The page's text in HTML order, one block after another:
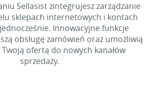
Sellasist zintegrujesz zarządzanie
sklepach internetowych i kontach
Innowacyjne funkcje
obsługę zamówień oraz umożliwią
ofertą do nowych kanałów
sprzedaży.